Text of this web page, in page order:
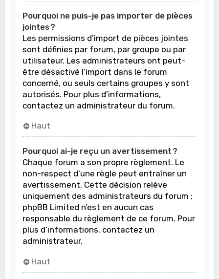
Pourquoi ne puis-je pas importer de pièces
jointes ?
Les permissions d’import de pièces jointes
sont définies par forum, par groupe ou par
utilisateur. Les administrateurs ont peut-
être désactivé l’import dans le forum
concerné, ou seuls certains groupes y sont
autorisés. Pour plus d’informations,
contactez un administrateur du forum.
Haut
Pourquoi ai-je reçu un avertissement ?
Chaque forum a son propre règlement. Le
non-respect d’une règle peut entraîner un
avertissement. Cette décision relève
uniquement des administrateurs du forum ;
phpBB Limited n’est en aucun cas
responsable du règlement de ce forum. Pour
plus d’informations, contactez un
administrateur.
Haut